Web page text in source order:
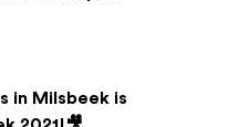
in Milsbeek is